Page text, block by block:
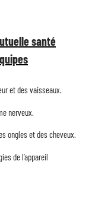
santé
et des vaisseaux.
nerveux.
ongles et des cheveux.
de l’appareil